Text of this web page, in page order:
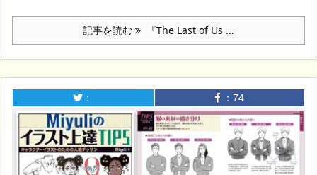
記事を読む 『The Last of Us ...
： ： 74